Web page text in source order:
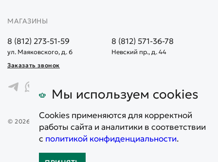
© 2026. Все права защищены. Информация, представленная на
сайте, не является публичной офертой
Карта сайта
МАГАЗИНЫ
8 (812) 273-51-59
ул. Маяковского, д. 6
8 (812) 571-36-78
Невский пр., д. 44
Заказать звонок
Мы используем cookies
Cookies применяются для корректной
работы сайта и аналитики в соответствии
с политикой конфиденциальности.